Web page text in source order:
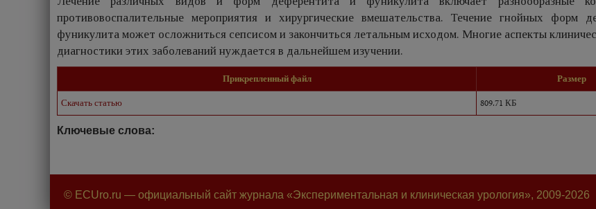
противовоспалительные мероприятия и хирургические вмешательства. Течение гнойных форм
фуникулита может осложниться сепсисом и закончиться летальным исходом. Многие аспекты
диагностики этих заболеваний нуждается в дальнейшем изучении.
Прикрепленный файл
Размер
Скачать статью
809.71 КБ
Ключевые слова:
© ECUro.ru — официальный сайт журнала «Экспериментальная и клиническая урология», 2009-2026